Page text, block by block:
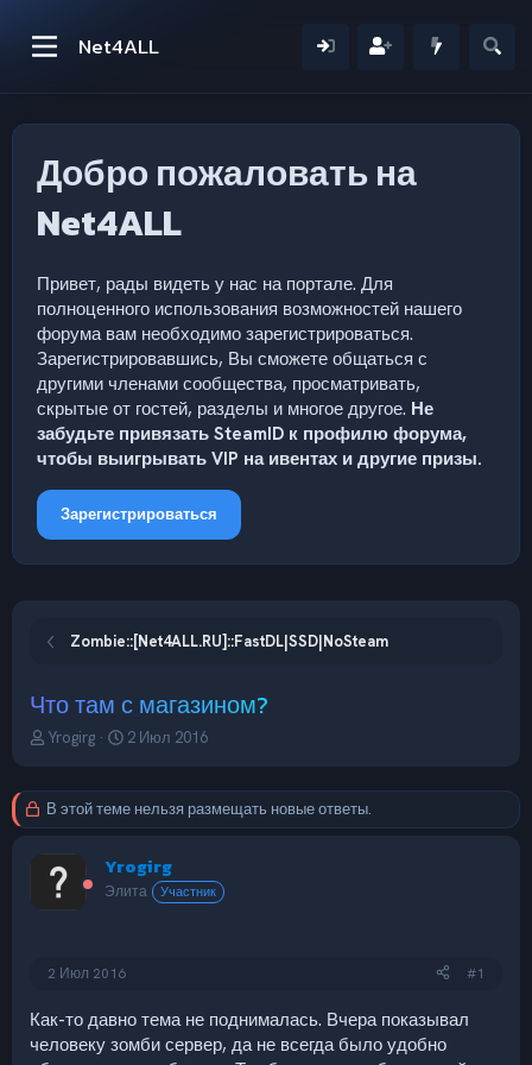
Net4ALL
Добро пожаловать на
Net4ALL
Привет, рады видеть у нас на портале. Для
полноценного использования возможностей нашего
форума вам необходимо зарегистрироваться.
Зарегистрировавшись, Вы сможете общаться с
другими членами сообщества, просматривать,
скрытые от гостей, разделы и многое другое. Не
забудьте привязать SteamID к профилю форума,
чтобы выигрывать VIP на ивентах и другие призы.
Зарегистрироваться
Zombie::[Net4ALL.RU]::FastDL|SSD|NoSteam
Что там с магазином?
А
о
е
м
ы
Yrogirg
Д
ч
а
2 Июл 2016
В этой теме нельзя размещать новые ответы.
Yrogirg
Элита Участник
2 Июл 2016 #1
Как-то давно тема не поднималась. Вчера показывал
человеку зомби сервер, да не всегда было удобно